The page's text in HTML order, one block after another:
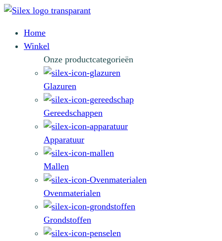
Home
Winkel
Onze productcategorieën
Glazuren
Gereedschappen
Apparatuur
Mallen
Ovenmaterialen
Grondstoffen